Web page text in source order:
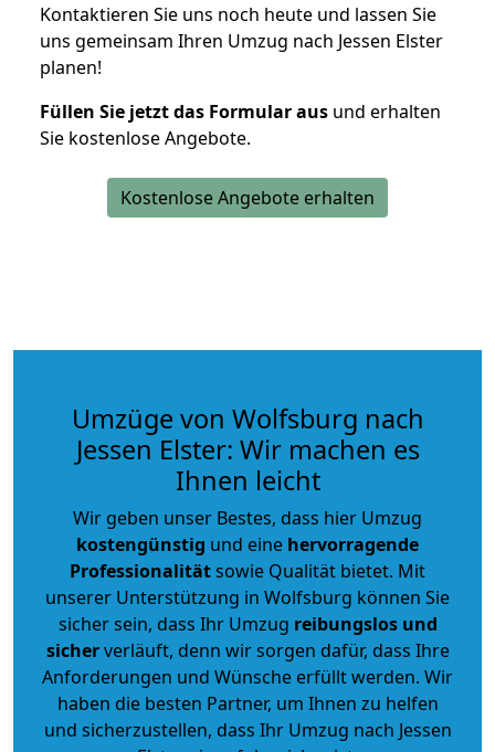
Kontaktieren Sie uns noch heute und lassen Sie
uns gemeinsam Ihren Umzug nach Jessen Elster
planen!
Füllen Sie jetzt das Formular aus und erhalten
Sie kostenlose Angebote.
Kostenlose Angebote erhalten
Umzüge von Wolfsburg nach
Jessen Elster: Wir machen es
Ihnen leicht
Wir geben unser Bestes, dass hier Umzug
kostengünstig und eine hervorragende
Professionalitätsowie Qualität bietet. Mit
unserer Unterstützung in Wolfsburg können Sie
sicher sein, dass Ihr Umzug reibungslos und
sicherverläuft, denn wir sorgen dafür, dass Ihre
Anforderungen und Wünsche erfüllt werden. Wir
haben die besten Partner, um Ihnen zu helfen
und sicherzustellen, dass Ihr Umzug nach Jessen